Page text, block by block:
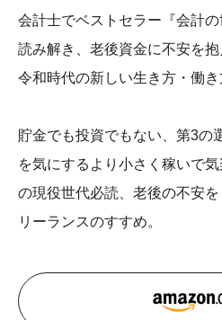
会計士でベストセラー『会計の
読み解き、老後資金に不安を
令和時代の新しい生き方・働き
貯金でも投資でもない、第3
を気にするより小さく稼いで
の現役世代必読、老後の不安
リーランスのすすめ。